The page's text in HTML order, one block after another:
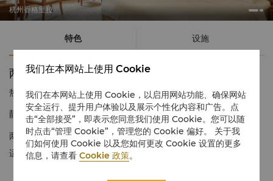
杭州香格里拉
特色 设施
两间山景连通房
热线电话 1 866 565 5050
静谧怡人饱览宝石山美景
两间山景房连通房让宾客尽情俯瞰宝石山的秀丽美景，房间宽敞舒
适，私密性良好，设施一应俱全，令客人感觉宾至如归。
我们在本网站上使用 Cookie
我们在本网站上使用 Cookie，以启用网站功能、确保网站
安全运行、提升用户体验以及展示个性化内容和广告。点
击“全部接受”，即表示您同意我们使用 Cookie。您可以随
时点击“管理 Cookie”，管理您的 Cookie 偏好。 关于我
们如何使用 Cookie 以及您如何更改 Cookie 设置的更多
信息，请查看Cookie 政策。